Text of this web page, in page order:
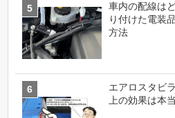
車内の配線は
り付けた電装
方法
エアロスタビ
上の効果は本